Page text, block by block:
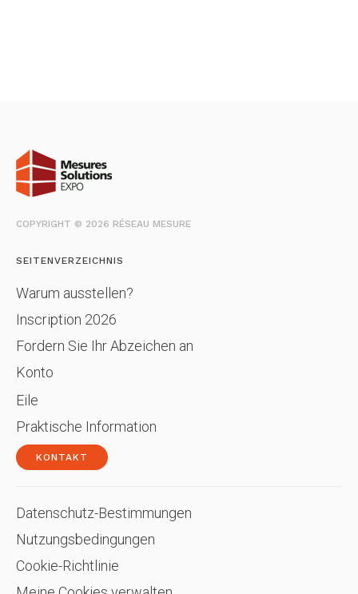
COPYRIGHT © 2026 RÉSEAU MESURE
SEITENVERZEICHNIS
Warum ausstellen?
Inscription 2026
Fordern Sie Ihr Abzeichen an
Konto
Eile
Praktische Information
KONTAKT
Datenschutz-Bestimmungen
Nutzungsbedingungen
Cookie-Richtlinie